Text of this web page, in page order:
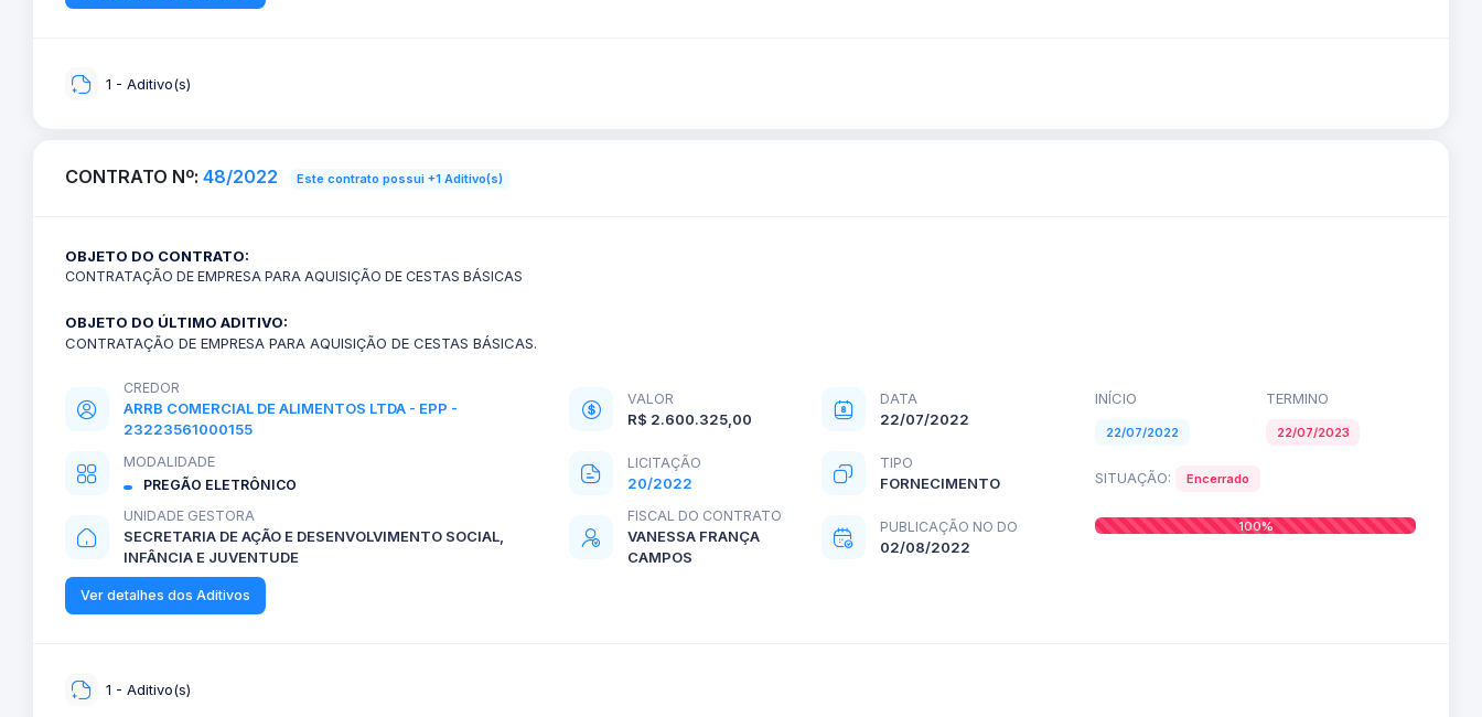
1 - Aditivo(s)
CONTRATO Nº:48/2022 Este contrato possui +1 Aditivo(s)
OBJETO DO CONTRATO:
CONTRATAÇÃO DE EMPRESA PARA AQUISIÇÃO DE CESTAS BÁSICAS
OBJETO DO ÚLTIMO ADITIVO:
CONTRATAÇÃO DE EMPRESA PARA AQUISIÇÃO DE CESTAS BÁSICAS.
CREDOR
ARRB COMERCIAL DE ALIMENTOS LTDA - EPP -
23223561000155
VALOR
R$ 2.600.325,00
DATA
22/07/2022
MODALIDADE
PREGÃO ELETRÔNICO
LICITAÇÃO
20/2022
TIPO
FORNECIMENTO
UNIDADE GESTORA
SECRETARIA DE AÇÃO E DESENVOLVIMENTO SOCIAL,
INFÂNCIA E JUVENTUDE
FISCAL DO CONTRATO
VANESSA FRANÇA
CAMPOS
PUBLICAÇÃO NO DO
02/08/2022
INÍCIO TERMINO
22/07/2022 22/07/2023
SITUAÇÃO: Encerrado
100%
Ver detalhes dos Aditivos
1 - Aditivo(s)